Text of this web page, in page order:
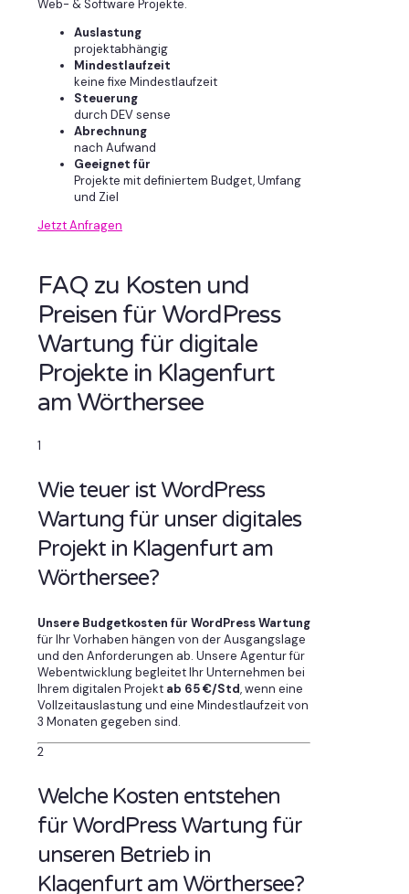
Web- & Software Projekte.
Auslastung
projektabhängig
Mindestlaufzeit
keine fixe Mindestlaufzeit
Steuerung
durch DEV sense
Abrechnung
nach Aufwand
Geeignet für
Projekte mit definiertem Budget, Umfang
und Ziel
Jetzt Anfragen
FAQ zu Kosten und
Preisen für WordPress
Wartung für digitale
Projekte in Klagenfurt
am Wörthersee
1
Wie teuer ist WordPress
Wartung für unser digitales
Projekt in Klagenfurt am
Wörthersee?
Unsere Budgetkosten für WordPress Wartung
für Ihr Vorhaben hängen von der Ausgangslage
und den Anforderungen ab. Unsere Agentur für
Webentwicklung begleitet Ihr Unternehmen bei
Ihrem digitalen Projekt ab 65 €/Std, wenn eine
Vollzeitauslastung und eine Mindestlaufzeit von
3 Monaten gegeben sind.
2
Welche Kosten entstehen
für WordPress Wartung für
unseren Betrieb in
Klagenfurt am Wörthersee?